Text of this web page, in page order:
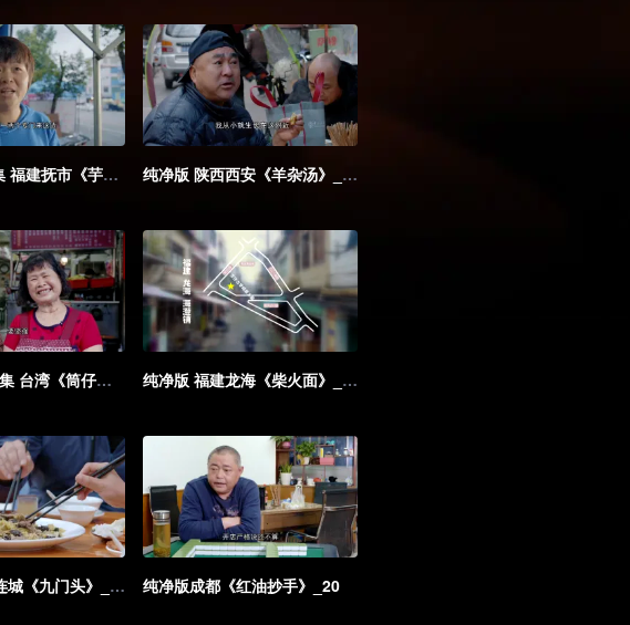
纯净版_第9集 福建抚市《芋子包·炒饭》_09 纯净版 陕西西安《羊杂汤》_10
纯净版_第14集 台湾《筒仔米糕》_14 纯净版 福建龙海《柴火面》_15
纯净版 福建连城《九门头》_19 纯净版成都《红油抄手》_20